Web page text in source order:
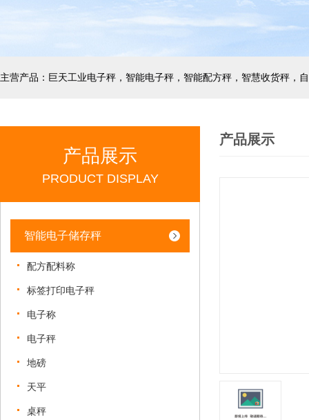
产品展示
PRODUCT DISPLAY
智能电子储存秤
配方配料称
标签打印电子秤
电子称
电子秤
地磅
天平
桌秤
产品展示